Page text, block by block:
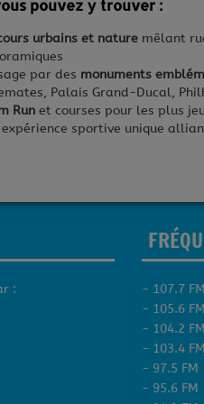
pouvez y trouver :
urbains et naturemêlant
par des monuments
Palais Grand-Ducal,
Runet courses pour les plus
expérience sportive unique
:
- 107.7 FM
- 105.6 FM
- 104.2 FM
- 103.4 FM
- 97.5 FM
- 95.6 FM